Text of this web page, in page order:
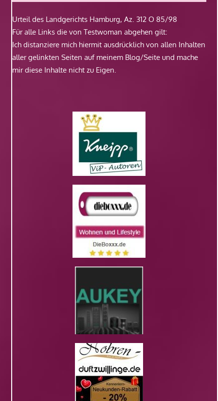
Urteil des Landgerichts Hamburg, Az. 312 O 85/98
Für alle Links die von Testwoman abgehen gilt:
Ich distanziere mich hiermit ausdrücklich von allen Inhalten
aller gelinkten Seiten auf meinem Blog/Seite und mache
mir diese Inhalte nicht zu Eigen.